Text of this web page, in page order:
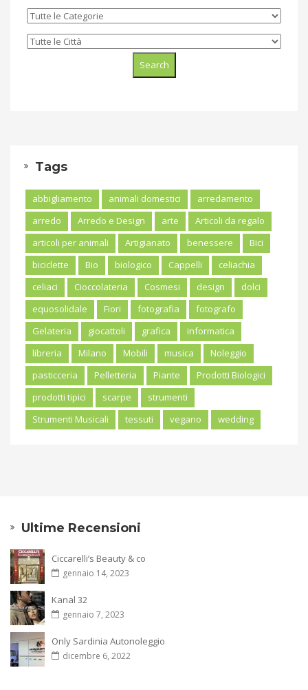
Tags
abbigliamento animali domestici
arredamento
arredo
Arredo e Design arte
Articoli da regalo
articoli per animali
Artigianato benessere
Bici
biciclette
Bio biologico Cappelli
celiachia
celiaci
Cioccolateria Cosmesi design
dolci
equosolidale
Fiori fotografia
fotografo
Gelateria
giocattoli grafica
informatica
libreria
Milano Mobili musica
Noleggio
pasticceria
Pelletteria Piante
Prodotti Biologici
prodotti tipici
scarpe
strumenti
Strumenti Musicali
tessuti vegano wedding
Ultime Recensioni
Ciccarelli’s Beauty & co
gennaio 14, 2023
Kanal 32
gennaio 7, 2023
Only Sardinia Autonoleggio
dicembre 6, 2022